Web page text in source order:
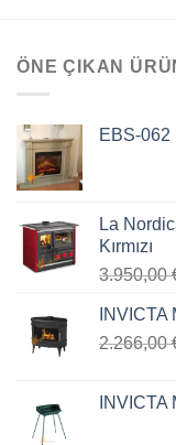
ÖNE ÇIKAN
EBS-062
La
Kırmızı
3.950,00
2.266,00